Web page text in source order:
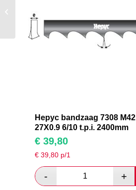
Hepyc bandzaag 7308 M42
27X0.9 6/10 t.p.i. 2400mm
€ 39,80
€ 39,80 p/1
1750mm